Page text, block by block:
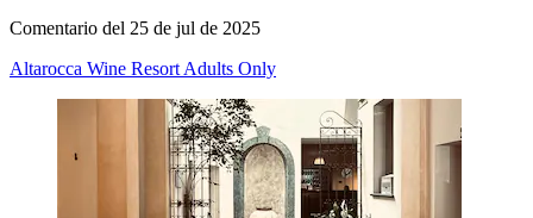
Comentario del 25 de jul de 2025
Altarocca Wine Resort Adults Only